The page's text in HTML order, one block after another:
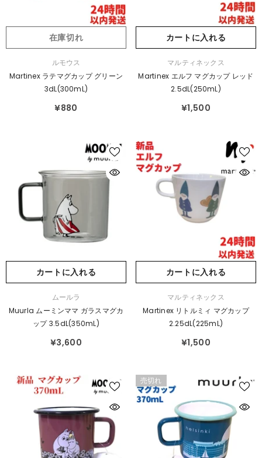
在庫切れ
売
ルモウス
Martinex ラテマグカップ グリーン
3dL(300mL)
¥880
カートに入れる
売
マルティネックス
Martinex エルフ マグカップ レッド
2.5dL(250mL)
¥1,500
カートに入れる
売
ムールラ
Muurla ムーミンママ ガラスマグカ
ップ 3.5dL(350mL)
¥3,600
カートに入れる
マルティネックス
Martinex リトルミィ マグカップ
2.25dL(225mL)
¥1,500
売切れ